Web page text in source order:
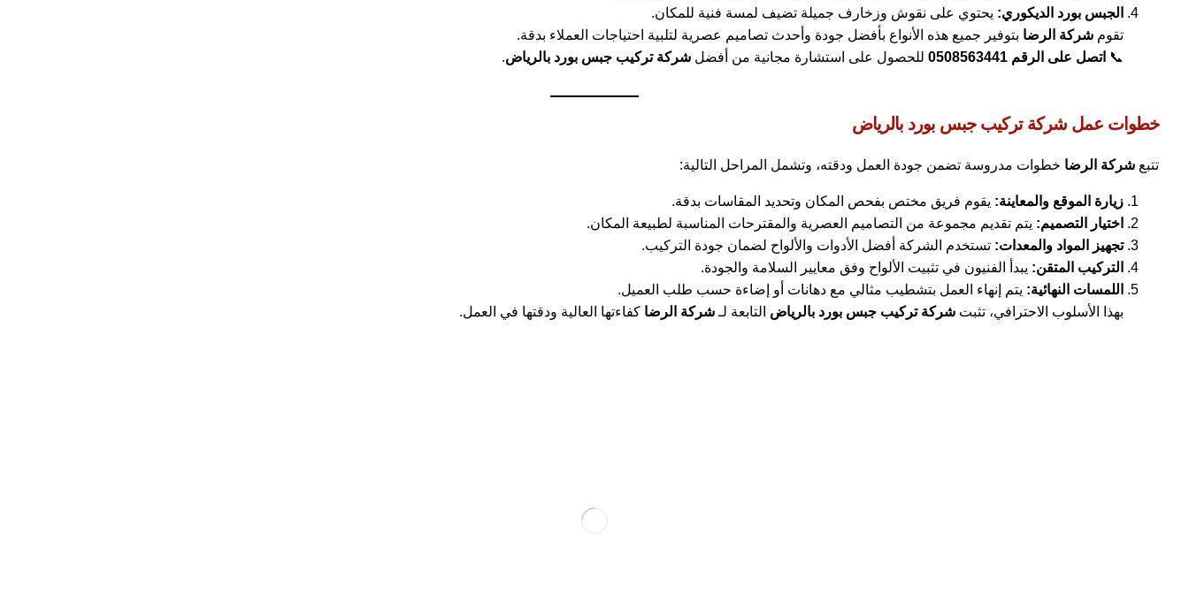
الجبس بورد الديكوري: يحتوي على نقوش وزخارف جميلة تضيف لمسة فنية للمكان.
تقوم شركة الرضا بتوفير جميع هذه الأنواع بأفضل جودة وأحدث تصاميم عصرية لتلبية احتياجات العملاء بدقة.
📞 اتصل على الرقم 0508563441 للحصول على استشارة مجانية من أفضل شركة تركيب جبس بورد بالرياض.
خطوات عمل شركة تركيب جبس بورد بالرياض
تتبع شركة الرضا خطوات مدروسة تضمن جودة العمل ودقته، وتشمل المراحل التالية:
زيارة الموقع والمعاينة: يقوم فريق مختص بفحص المكان وتحديد المقاسات بدقة.
اختيار التصميم: يتم تقديم مجموعة من التصاميم العصرية والمقترحات المناسبة لطبيعة المكان.
تجهيز المواد والمعدات: تستخدم الشركة أفضل الأدوات والألواح لضمان جودة التركيب.
التركيب المتقن: يبدأ الفنيون في تثبيت الألواح وفق معايير السلامة والجودة.
اللمسات النهائية: يتم إنهاء العمل بتشطيب مثالي مع دهانات أو إضاءة حسب طلب العميل.
بهذا الأسلوب الاحترافي، تثبت شركة تركيب جبس بورد بالرياض التابعة لـ شركة الرضا كفاءتها العالية ودقتها في العمل.